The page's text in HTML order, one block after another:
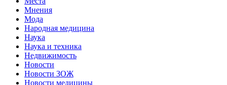
Мнения
Мода
Народная медицина
Наука
Наука и техника
Недвижимость
Новости
Новости ЗОЖ
Новости медицины